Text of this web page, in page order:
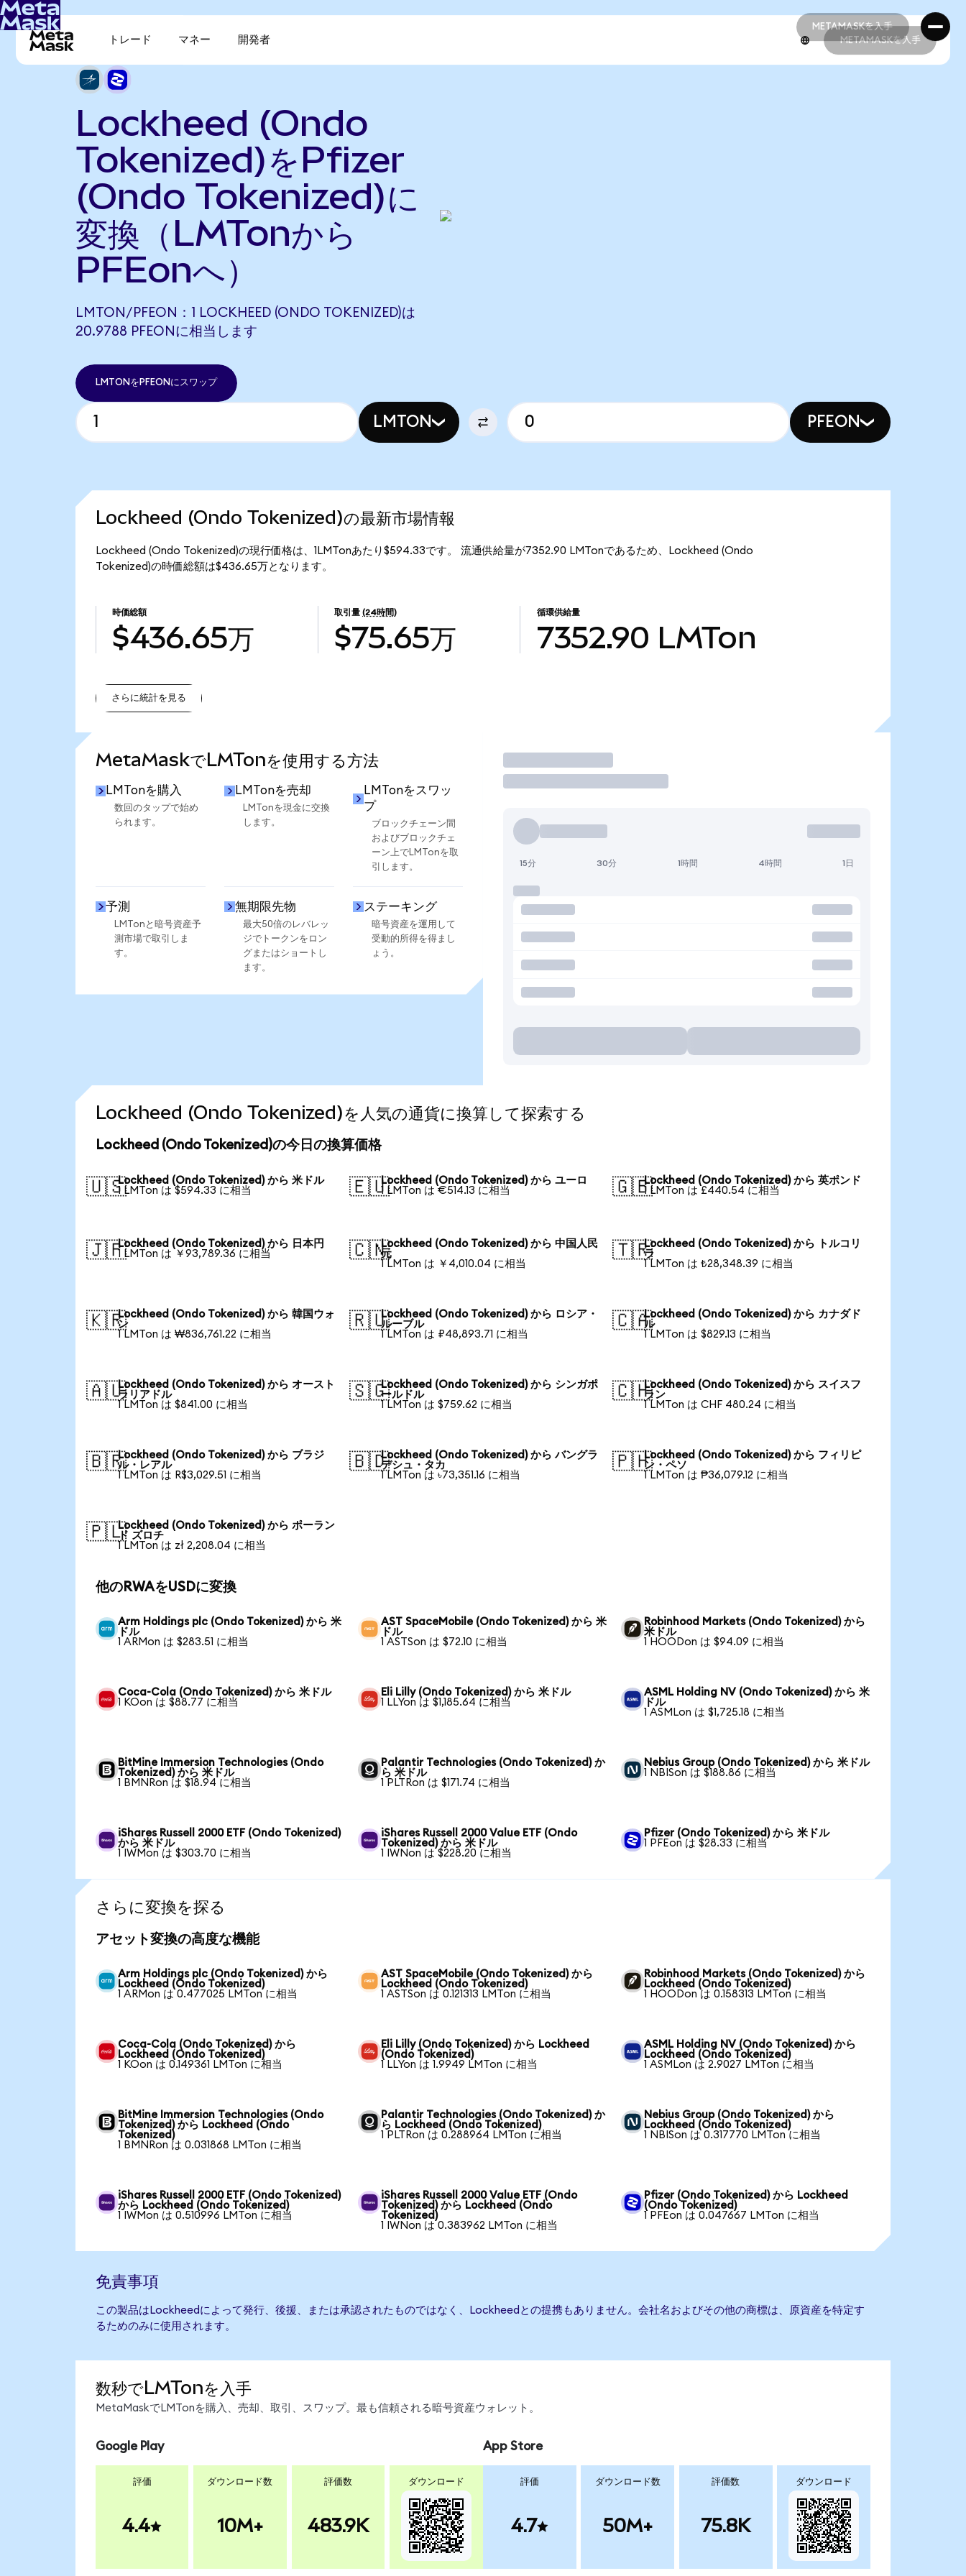
METAMASKを入手
METAMASKを入手
トレード マネー 開発者 METAMASKを入手
Lockheed (Ondo
Tokenized)をPfizer
(Ondo Tokenized)に
変換（LMTonから
PFEonへ）
LMTON/PFEON：1 LOCKHEED (ONDO TOKENIZED)は
20.9788 PFEONに相当します
LMTONをPFEONにスワップ
LMTON PFEON
Lockheed (Ondo Tokenized)の最新市場情報
Lockheed (Ondo Tokenized)の現行価格は、1LMTonあたり$594.33です。 流通供給量が7352.90 LMTonであるため、Lockheed (Ondo
Tokenized)の時価総額は$436.65万となります。
時価総額
$436.65万
取引量 (24時間)
$75.65万
循環供給量
7352.90 LMTon
さらに統計を見る
MetaMaskでLMTonを使用する方法
LMTonを購入
数回のタップで始め
られます。
LMTonを売却
LMTonを現金に交換
します。
LMTonをスワッ
プ
ブロックチェーン間
およびブロックチェ
ーン上でLMTonを取
引します。
予測
LMTonと暗号資産予
測市場で取引しま
す。
無期限先物
最大50倍のレバレッ
ジでトークンをロン
グまたはショートし
ます。
ステーキング
暗号資産を運用して
受動的所得を得まし
ょう。
取引
15分 30分 1時間 4時間 1日
Lockheed (Ondo Tokenized)を人気の通貨に換算して探索する
Lockheed (Ondo Tokenized)の今日の換算価格
🇺🇸Lockheed (Ondo Tokenized) から 米ドル
1 LMTon は $594.33 に相当
🇪🇺Lockheed (Ondo Tokenized) から ユーロ
1 LMTon は €514.13 に相当
🇬🇧Lockheed (Ondo Tokenized) から 英ポンド
1 LMTon は £440.54 に相当
🇯🇵Lockheed (Ondo Tokenized) から 日本円
1 LMTon は ￥93,789.36 に相当
🇨🇳Lockheed (Ondo Tokenized) から 中国人民
元
1 LMTon は ￥4,010.04 に相当
🇹🇷Lockheed (Ondo Tokenized) から トルコリ
ラ
1 LMTon は ₺28,348.39 に相当
🇰🇷Lockheed (Ondo Tokenized) から 韓国ウォ
ン
1 LMTon は ₩836,761.22 に相当
🇷🇺Lockheed (Ondo Tokenized) から ロシア・
ルーブル
1 LMTon は ₽48,893.71 に相当
🇨🇦Lockheed (Ondo Tokenized) から カナダド
ル
1 LMTon は $829.13 に相当
🇦🇺Lockheed (Ondo Tokenized) から オースト
ラリアドル
1 LMTon は $841.00 に相当
🇸🇬Lockheed (Ondo Tokenized) から シンガポ
ールドル
1 LMTon は $759.62 に相当
🇨🇭Lockheed (Ondo Tokenized) から スイスフ
ラン
1 LMTon は CHF 480.24 に相当
🇧🇷Lockheed (Ondo Tokenized) から ブラジ
ル・レアル
1 LMTon は R$3,029.51 に相当
🇧🇩Lockheed (Ondo Tokenized) から バングラ
デシュ・タカ
1 LMTon は ৳73,351.16 に相当
🇵🇭Lockheed (Ondo Tokenized) から フィリピ
ン・ペソ
1 LMTon は ₱36,079.12 に相当
🇵🇱Lockheed (Ondo Tokenized) から ポーラン
ド ズロチ
1 LMTon は zł 2,208.04 に相当
他のRWAをUSDに変換
Arm Holdings plc (Ondo Tokenized) から 米
ドル
1 ARMon は $283.51 に相当
AST SpaceMobile (Ondo Tokenized) から 米
ドル
1 ASTSon は $72.10 に相当
Robinhood Markets (Ondo Tokenized) から
米ドル
1 HOODon は $94.09 に相当
Coca-Cola (Ondo Tokenized) から 米ドル
1 KOon は $88.77 に相当
Eli Lilly (Ondo Tokenized) から 米ドル
1 LLYon は $1,185.64 に相当
ASML Holding NV (Ondo Tokenized) から 米
ドル
1 ASMLon は $1,725.18 に相当
BitMine Immersion Technologies (Ondo
Tokenized) から 米ドル
1 BMNRon は $18.94 に相当
Palantir Technologies (Ondo Tokenized) か
ら 米ドル
1 PLTRon は $171.74 に相当
Nebius Group (Ondo Tokenized) から 米ドル
1 NBISon は $188.86 に相当
iShares Russell 2000 ETF (Ondo Tokenized)
から 米ドル
1 IWMon は $303.70 に相当
iShares Russell 2000 Value ETF (Ondo
Tokenized) から 米ドル
1 IWNon は $228.20 に相当
Pfizer (Ondo Tokenized) から 米ドル
1 PFEon は $28.33 に相当
さらに変換を探る
アセット変換の高度な機能
Arm Holdings plc (Ondo Tokenized) から
Lockheed (Ondo Tokenized)
1 ARMon は 0.477025 LMTon に相当
AST SpaceMobile (Ondo Tokenized) から
Lockheed (Ondo Tokenized)
1 ASTSon は 0.121313 LMTon に相当
Robinhood Markets (Ondo Tokenized) から
Lockheed (Ondo Tokenized)
1 HOODon は 0.158313 LMTon に相当
Coca-Cola (Ondo Tokenized) から
Lockheed (Ondo Tokenized)
1 KOon は 0.149361 LMTon に相当
Eli Lilly (Ondo Tokenized) から Lockheed
(Ondo Tokenized)
1 LLYon は 1.9949 LMTon に相当
ASML Holding NV (Ondo Tokenized) から
Lockheed (Ondo Tokenized)
1 ASMLon は 2.9027 LMTon に相当
BitMine Immersion Technologies (Ondo
Tokenized) から Lockheed (Ondo
Tokenized)
1 BMNRon は 0.031868 LMTon に相当
Palantir Technologies (Ondo Tokenized) か
ら Lockheed (Ondo Tokenized)
1 PLTRon は 0.288964 LMTon に相当
Nebius Group (Ondo Tokenized) から
Lockheed (Ondo Tokenized)
1 NBISon は 0.317770 LMTon に相当
iShares Russell 2000 ETF (Ondo Tokenized)
から Lockheed (Ondo Tokenized)
1 IWMon は 0.510996 LMTon に相当
iShares Russell 2000 Value ETF (Ondo
Tokenized) から Lockheed (Ondo
Tokenized)
1 IWNon は 0.383962 LMTon に相当
Pfizer (Ondo Tokenized) から Lockheed
(Ondo Tokenized)
1 PFEon は 0.047667 LMTon に相当
免責事項
この製品はLockheedによって発行、後援、または承認されたものではなく、Lockheedとの提携もありません。会社名およびその他の商標は、原資産を特定す
るためのみに使用されます。
数秒でLMTonを入手
MetaMaskでLMTonを購入、売却、取引、スワップ。最も信頼される暗号資産ウォレット。
Google Play
評価
4.4
ダウンロード数
10M+
評価数
483.9K
ダウンロード
App Store
評価
4.7
ダウンロード数
50M+
評価数
75.8K
ダウンロード